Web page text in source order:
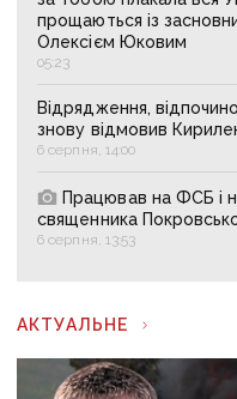
прощаються із
Олексієм Юковим
05:23
Відрядження,
знову відмовив
6 серпня, 14:00
Працював на ФСБ і
священника
6 серпня, 13:53
АКТУАЛЬНЕ